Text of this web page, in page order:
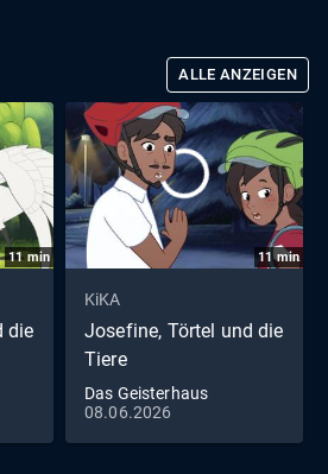
ALLE ANZEIGEN
11min
die
11 min
KiKA
Josefine, Törtel und die
Tiere
Das Geisterhaus
08.06.2026